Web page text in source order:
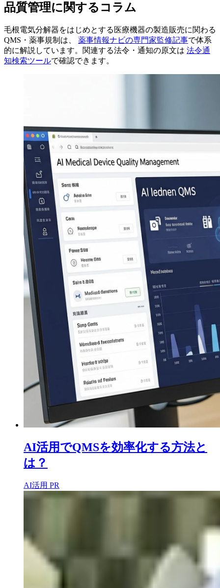
品質管理に関するコラム
毛根電気分解器をはじめとする医療機器の製造販売に関わる
QMS・薬事規制は、 薬事情報ナビの専門家監修記事で体系
的に解説しています。関連する法令・通知の原文は 法令通
知検索ツールで確認できます。
AI活用でQMSを効率化する方法と
は？
AI活用 PR